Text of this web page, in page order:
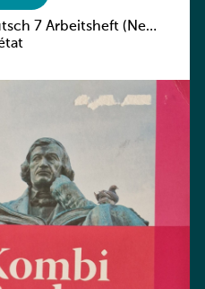
7 Arbeitsheft (Neue